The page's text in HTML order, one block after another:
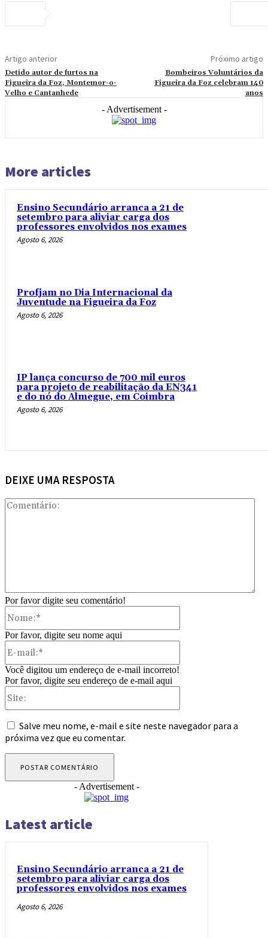
Artigo anterior
Detido autor de furtos na
Figueira da Foz, Montemor-o-
Velho e Cantanhede
Próximo artigo
Bombeiros Voluntários da
Figueira da Foz celebram 140
anos
- Advertisement -
More articles
Ensino Secundário arranca a 21 de
setembro para aliviar carga dos
professores envolvidos nos exames
Agosto 6, 2026
Profjam no Dia Internacional da
Juventude na Figueira da Foz
Agosto 6, 2026
IP lança concurso de 700 mil euros
para projeto de reabilitação da EN341
e do nó do Almegue, em Coimbra
Agosto 6, 2026
DEIXE UMA RESPOSTA
Por favor digite seu comentário!
Por favor, digite seu nome aqui
Você digitou um endereço de e-mail incorreto!
Por favor, digite seu endereço de e-mail aqui
Salve meu nome, e-mail e site neste navegador para a
próxima vez que eu comentar.
- Advertisement -
Latest article
Ensino Secundário arranca a 21 de
setembro para aliviar carga dos
professores envolvidos nos exames
Agosto 6, 2026